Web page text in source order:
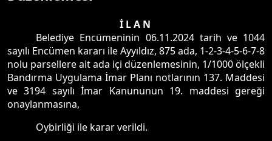
İ L A N
Belediye Encümeninin 06.11.2024 tarih ve 1044
sayılı Encümen kararı ile Ayyıldız, 875 ada, 1-2-3-4-5-6-7-8
nolu parsellere ait ada içi düzenlemesinin, 1/1000 ölçekli
Bandırma Uygulama İmar Planı notlarının 137. Maddesi
ve 3194 sayılı İmar Kanununun 19. maddesi gereği
onaylanmasına,
Oybirliği ile karar verildi.